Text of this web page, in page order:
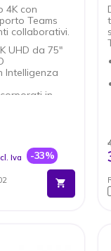
4K con
Teams
collaborativi.
UHD da 75"
Intelligenza
in
e
file
operativo:
OPS
con
Iva -33%